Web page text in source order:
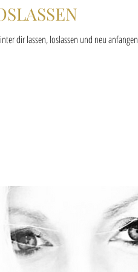
dir lassen, loslassen und neu